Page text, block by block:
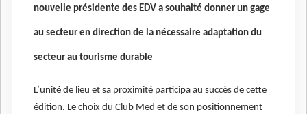
nouvelle présidente des EDV a souhaité donner un gage
au secteur en direction de la nécessaire adaptation du
secteur au tourisme durable
L’unité de lieu et sa proximité participa au succès de cette
édition. Le choix du Club Med et de son positionnement